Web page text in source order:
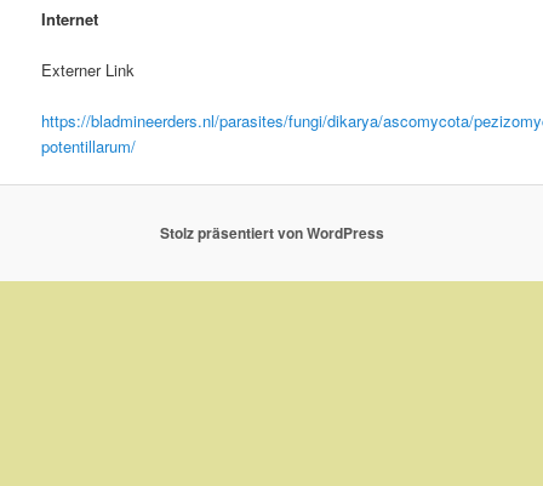
Internet
Externer Link
https://bladmineerders.nl/parasites/fungi/dikarya/ascomycota/
potentillarum/
Stolz präsentiert von WordPress